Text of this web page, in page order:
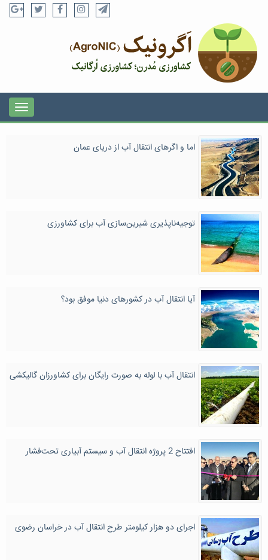
اما و اگرهای انتقال آب از دریای عمان
توجیه‌ناپذیری شیرین‌سازی آب برای کشاورزی
آیا انتقال آب در کشورهای دنیا موفق بود؟
انتقال آب با لوله به صورت رایگان برای کشاورزان گالیکشی
افتتاح 2 پروژه انتقال آب و سیستم آبیاری تحت‌فشار
اجرای دو هزار کیلومتر طرح انتقال آب در خراسان رضوی